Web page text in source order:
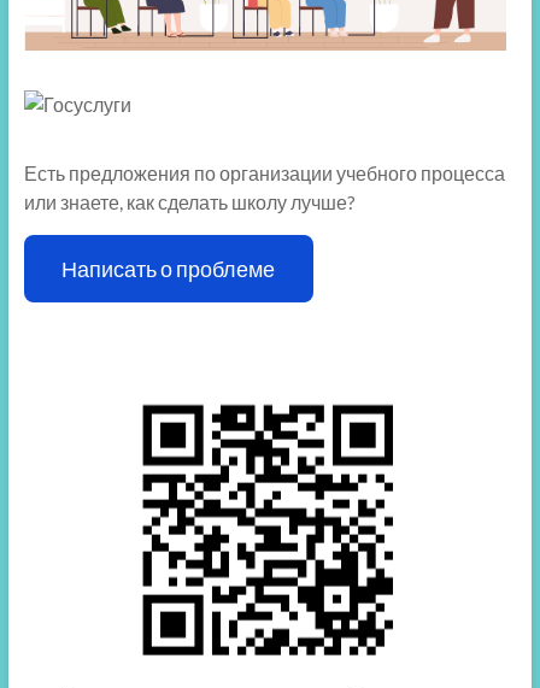
Есть предложения по организации учебного процесса
или знаете, как сделать школу лучше?
Написать о проблеме